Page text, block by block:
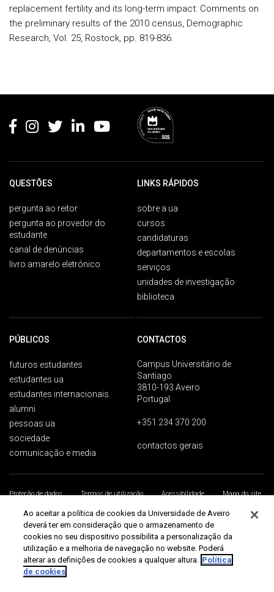
replacement fertility and its long-term impact: Comments on
the preliminary results of the 2010 census, Demographic
Research, Vol. 25, Rostock, pp. 819-836.
QUESTÕES
pergunta ao reitor
pergunta ao provedor do
estudante
canal de denúncias
livro amarelo eletrónico
LINKS RÁPIDOS
sobre a ua
cursos
candidaturas
departamentos e escolas
serviços
unidades de investigação
biblioteca
PÚBLICOS
futuros estudantes
estudantes ua
estudantes internacionais
alumni
pessoas ua
sociedade
comunicação e media
CONTACTOS
Campus Universitário de
Santiago
3810-193 Aveiro
Portugal
+351 234 370 200
contactos gerais
Proteção de dados Termos de utilização Acessibilidade
Mapa do site
Universidade de Aveiro 2026
Ao aceitar a política de cookies da Universidade de Aveiro
deverá ter em consideração que o armazenamento de
cookies no seu dispositivo possibilita a personalização da
utilização e a melhoria de navegação no website. Poderá
alterar as definições de cookies a qualquer altura. Política
de cookies